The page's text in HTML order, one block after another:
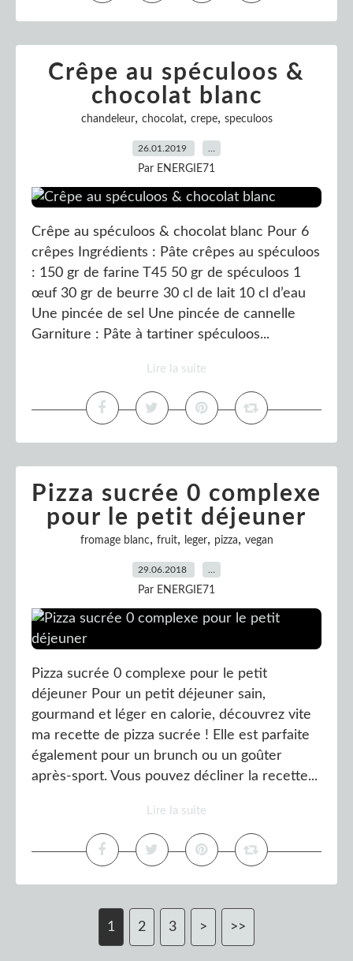
Crêpe au spéculoos &
chocolat blanc
chandeleur, chocolat, crepe, speculoos
26.01.2019
Par ENERGIE71
Crêpe au spéculoos & chocolat blanc Pour 6
crêpes Ingrédients : Pâte crêpes au spéculoos
: 150 gr de farine T45 50 gr de spéculoos 1
œuf 30 gr de beurre 30 cl de lait 10 cl d’eau
Une pincée de sel Une pincée de cannelle
Garniture : Pâte à tartiner spéculoos...
Lire la suite
Pizza sucrée 0 complexe
pour le petit déjeuner
fromage blanc, fruit, leger, pizza, vegan
29.06.2018
Par ENERGIE71
Pizza sucrée 0 complexe pour le petit
déjeuner Pour un petit déjeuner sain,
gourmand et léger en calorie, découvrez vite
ma recette de pizza sucrée ! Elle est parfaite
également pour un brunch ou un goûter
après-sport. Vous pouvez décliner la recette...
Lire la suite
1 2 3 > >>